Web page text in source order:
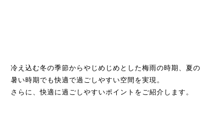
冷え込む冬の季節からやじめじめとした梅雨の時期、夏の
暑い時期でも快適で過ごしやすい空間を実現。
さらに、快適に過ごしやすいポイントをご紹介します。